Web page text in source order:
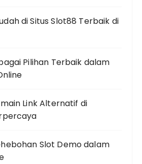
di Situs Slot88 Terbaik di
Pilihan Terbaik dalam
Link Alternatif di
Slot Demo dalam